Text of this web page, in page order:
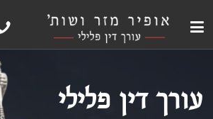
עורך דין פלילי